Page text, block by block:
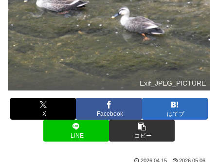
Exif_JPEG_PICTURE
X Facebook はてブ
LINE コピー
2026.04.15 2026.05.06